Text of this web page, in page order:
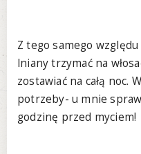
Z tego samego
lniany trzymać na
zostawiać na całą noc.
potrzeby- u mnie
godzinę przed myciem!